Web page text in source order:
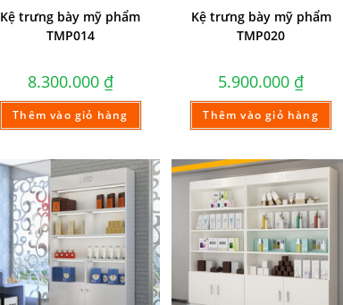
Kệ trưng bày mỹ phẩm
TMP014
8.300.000 ₫
Thêm vào giỏ hàng
Kệ trưng bày mỹ phẩm
TMP020
5.900.000 ₫
Thêm vào giỏ hàng